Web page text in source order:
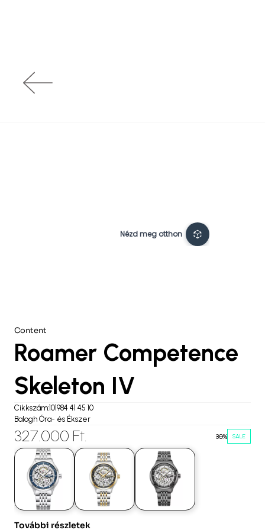
Content
Roamer Competence
Skeleton IV
Cikkszám:101984 41 45 10
Balogh Óra- és Ékszer
327.000 Ft. 30% SALE
További részletek